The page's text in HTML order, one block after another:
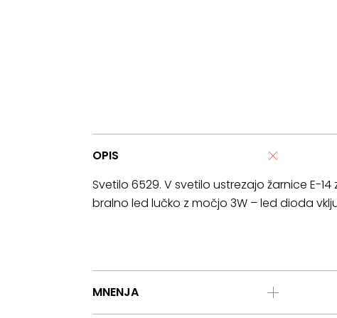
OPIS
Svetilo 6529. V svetilo ustrezajo žarnice E-
bralno led lučko z močjo 3W – led dioda
MNENJA